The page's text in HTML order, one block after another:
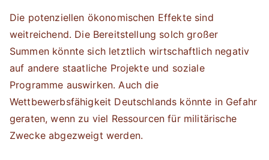
Die potenziellen ökonomischen Effekte sind
weitreichend. Die Bereitstellung solch großer
Summen könnte sich letztlich wirtschaftlich negativ
auf andere staatliche Projekte und soziale
Programme auswirken. Auch die
Wettbewerbsfähigkeit Deutschlands könnte in Gefahr
geraten, wenn zu viel Ressourcen für militärische
Zwecke abgezweigt werden.